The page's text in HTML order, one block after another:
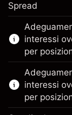
Questo
per il
Scopri di
CFD
Knock-out
Spread
interessi
per
interessi
per